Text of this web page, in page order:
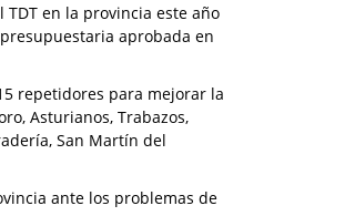
en la provincia este año
aprobada en
repetidores para mejorar la
Asturianos, Trabazos,
San Martín del
ante los problemas de